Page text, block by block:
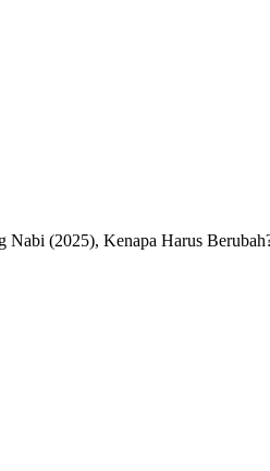
Nabi (2025), Kenapa Harus